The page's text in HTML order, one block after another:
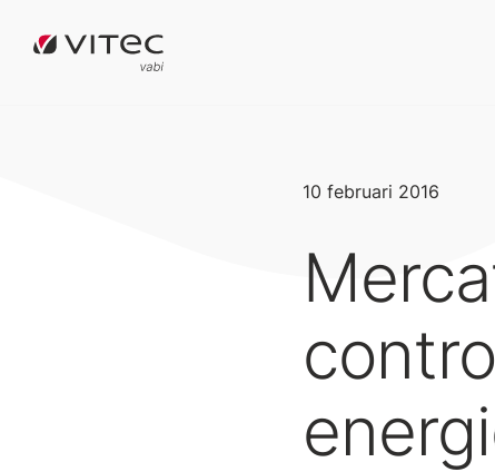
10 februari 2016